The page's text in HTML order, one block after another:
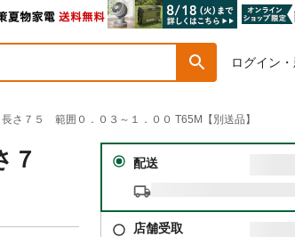
ログイン
さ７５ 範囲０．０３～１．００ T65M【別送品】
７
配送
店舗受取